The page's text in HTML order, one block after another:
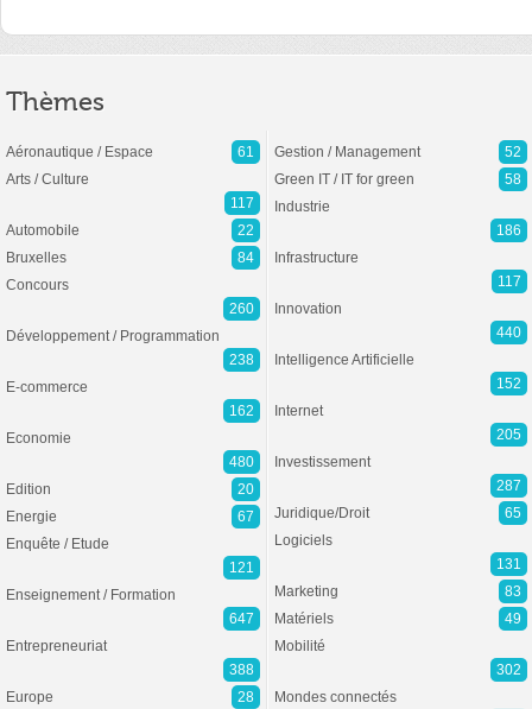
Thèmes
Aéronautique / Espace
61
Arts / Culture
117
Automobile
22
Bruxelles
84
Concours
260
Développement / Programmation
238
E-commerce
162
Economie
480
Edition
20
Energie
67
Enquête / Etude
121
Enseignement / Formation
647
Entrepreneuriat
388
Europe
28
Gestion / Management
52
Green IT / IT for green
58
Industrie
186
Infrastructure
117
Innovation
440
Intelligence Artificielle
152
Internet
205
Investissement
287
Juridique/Droit
65
Logiciels
131
Marketing
83
Matériels
49
Mobilité
302
Mondes connectés